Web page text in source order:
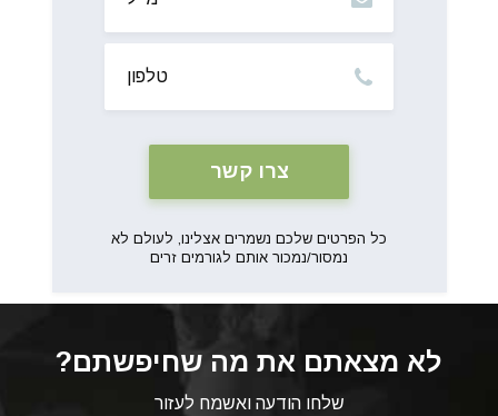
כל הפרטים שלכם נשמרים אצלינו, לעולם לא
נמסור/נמכור אותם לגורמים זרים
לא מצאתם את מה שחיפשתם?
שלחו הודעה ואשמח לעזור